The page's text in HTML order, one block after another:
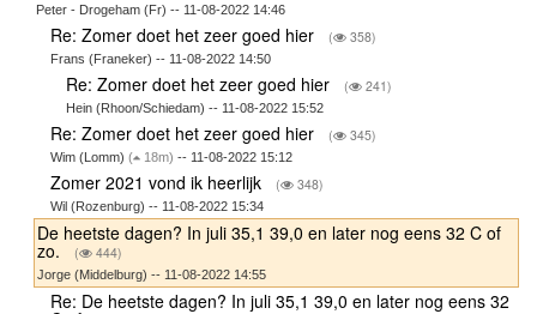
Peter - Drogeham (Fr) -- 11-08-2022 14:46
Re: Zomer doet het zeer goed hier ( 358)
Frans (Franeker) -- 11-08-2022 14:50
Re: Zomer doet het zeer goed hier ( 241)
Hein (Rhoon/Schiedam) -- 11-08-2022 15:52
Re: Zomer doet het zeer goed hier ( 345)
Wim (Lomm)( 18m) -- 11-08-2022 15:12
Zomer 2021 vond ik heerlijk ( 348)
Wil (Rozenburg) -- 11-08-2022 15:34
De heetste dagen? In juli 35,1 39,0 en later nog eens 32 C of
zo. ( 444)
Jorge (Middelburg) -- 11-08-2022 14:55
Re: De heetste dagen? In juli 35,1 39,0 en later nog eens 32